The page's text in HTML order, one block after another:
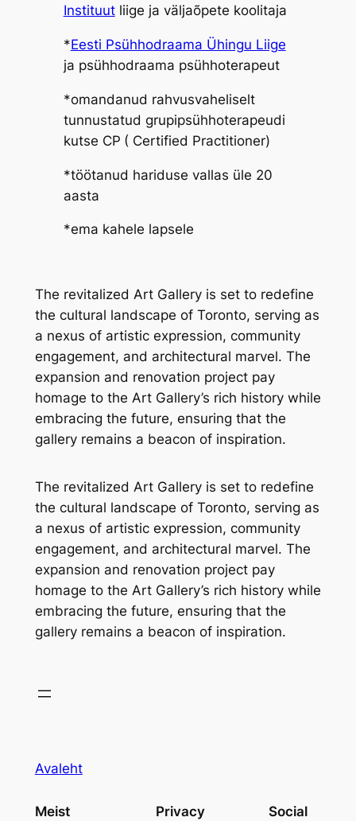
Instituutliige ja väljaõpete koolitaja
*Eesti Psühhodraama Ühingu Liige
ja psühhodraama psühhoterapeut
*omandanud rahvusvaheliselt
tunnustatud grupipsühhoterapeudi
kutse CP ( Certified Practitioner)
*töötanud hariduse vallas üle 20
aasta
*ema kahele lapsele
The revitalized Art Gallery is set to redefine
the cultural landscape of Toronto, serving as
a nexus of artistic expression, community
engagement, and architectural marvel. The
expansion and renovation project pay
homage to the Art Gallery’s rich history while
embracing the future, ensuring that the
gallery remains a beacon of inspiration.
The revitalized Art Gallery is set to redefine
the cultural landscape of Toronto, serving as
a nexus of artistic expression, community
engagement, and architectural marvel. The
expansion and renovation project pay
homage to the Art Gallery’s rich history while
embracing the future, ensuring that the
gallery remains a beacon of inspiration.
Avaleht
Meist Privacy Social